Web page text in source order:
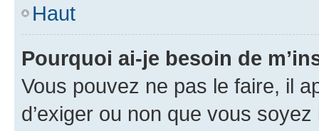
Haut
Pourquoi ai-je besoin de
Vous pouvez ne pas le faire, il
d’exiger ou non que vous